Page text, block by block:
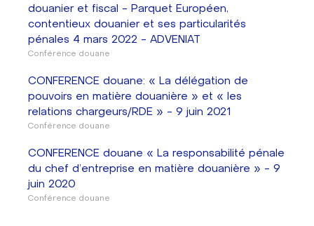
douanier et fiscal - Parquet Européen,
contentieux douanier et ses particularités
pénales 4 mars 2022 - ADVENIAT
Conférence douane
CONFERENCE douane: « La délégation de
pouvoirs en matière douanière » et « les
relations chargeurs/RDE » - 9 juin 2021
Conférence douane
CONFERENCE douane « La responsabilité pénale
du chef d’entreprise en matière douanière » - 9
juin 2020
Conférence douane